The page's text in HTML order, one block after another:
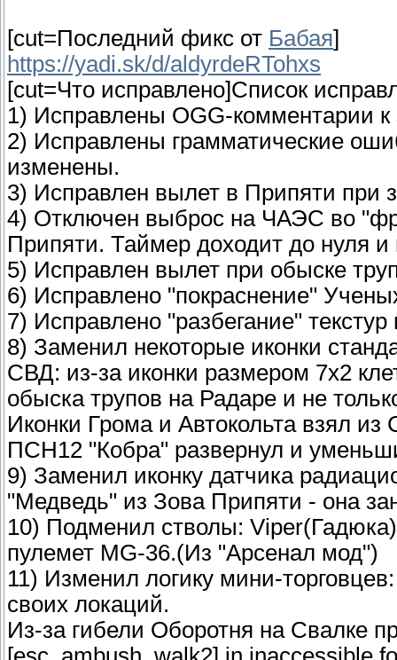
[cut=Последний фикс от Бабая]
https://yadi.sk/d/aldyrdeRTohxs
[cut=Что исправлено]Список
1) Исправлены OGG-комментарии к
2) Исправлены грамматические
изменены.
3) Исправлен вылет в Припяти при
4) Отключен выброс на ЧАЭС во
Припяти. Таймер доходит до нуля и
5) Исправлен вылет при обыске
6) Исправлено "покраснение"
7) Исправлено "разбегание"
8) Заменил некоторые иконки
СВД: из-за иконки размером 7х2
обыска трупов на Радаре и не
Иконки Грома и Автокольта взял
ПСН12 "Кобра" развернул и
9) Заменил иконку датчика
"Медведь" из Зова Припяти - она
10) Подменил стволы:
пулемет MG-36.(Из "Арсенал мод")
11) Изменил логику мини-
своих локаций.
Из-за гибели Оборотня на Свалке